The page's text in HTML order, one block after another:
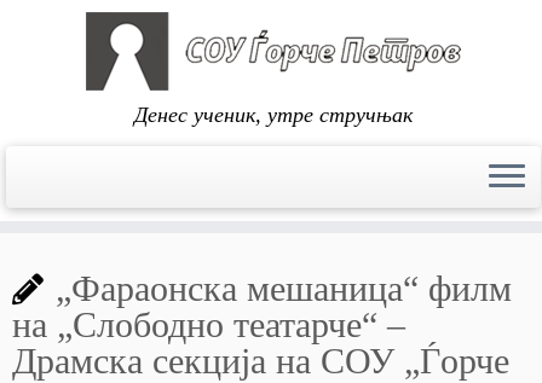
content
Денес ученик, утре стручњак
„Фараонска мешаница“ филм
на „Слободно театарче“ –
Драмска секција на СОУ „Ѓорче